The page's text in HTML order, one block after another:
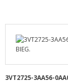
3VT2725-3AA56-